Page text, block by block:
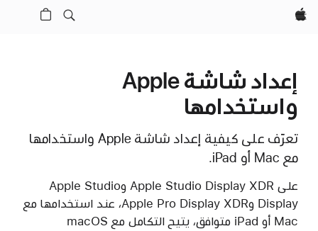
Apple‏
إعداد شاشة Apple
واستخدامها
تعرّف على كيفية إعداد شاشة Apple واستخدامها
مع Mac أو iPad.
على Apple Studio Display XDR وApple Studio
Display وApple Pro Display XDR، عند استخدامها مع
Mac أو iPad متوافق، يتيح التكامل مع macOS